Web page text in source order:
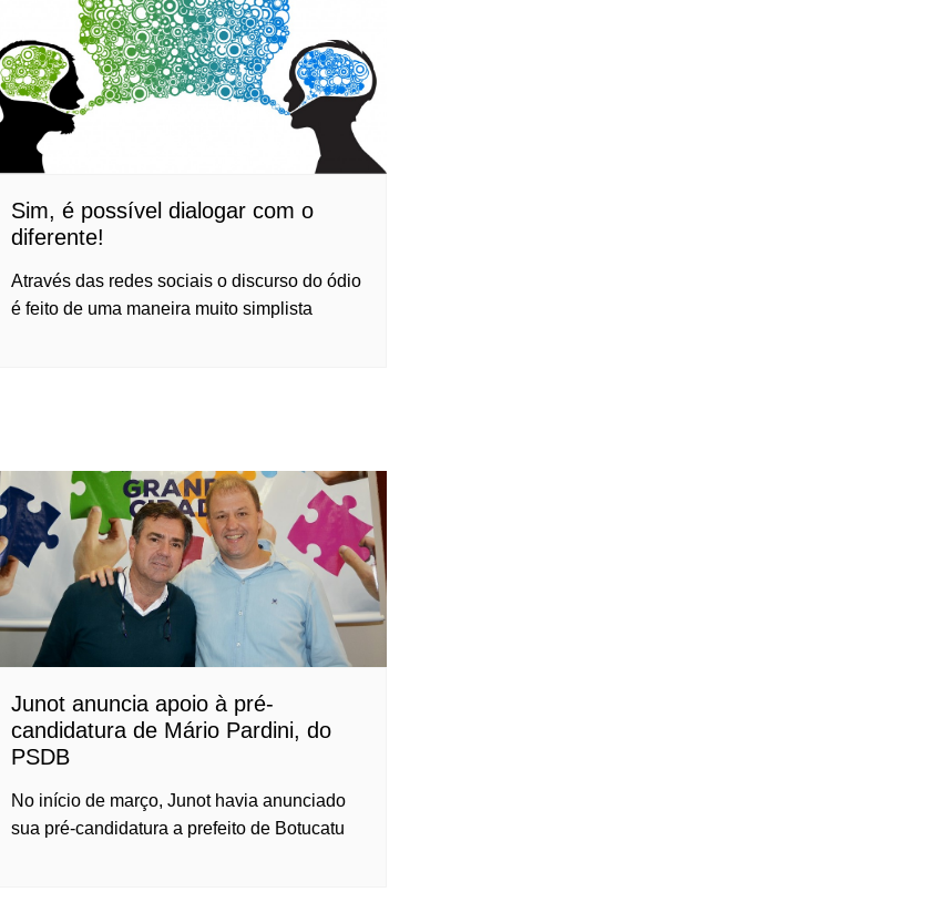
Sim, é possível dialogar com o
diferente!
Através das redes sociais o discurso do ódio
é feito de uma maneira muito simplista
Junot anuncia apoio à pré-
candidatura de Mário Pardini, do
PSDB
No início de março, Junot havia anunciado
sua pré-candidatura a prefeito de Botucatu